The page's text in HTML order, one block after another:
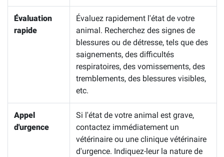
Évaluation
rapide
Évaluez rapidement l'état de votre
animal. Recherchez des signes de
blessures ou de détresse, tels que des
saignements, des difficultés
respiratoires, des vomissements, des
tremblements, des blessures visibles,
etc.
Appel
d'urgence
Si l'état de votre animal est grave,
contactez immédiatement un
vétérinaire ou une clinique vétérinaire
d'urgence. Indiquez-leur la nature de